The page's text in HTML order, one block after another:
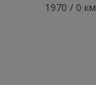
1970 / 0 км